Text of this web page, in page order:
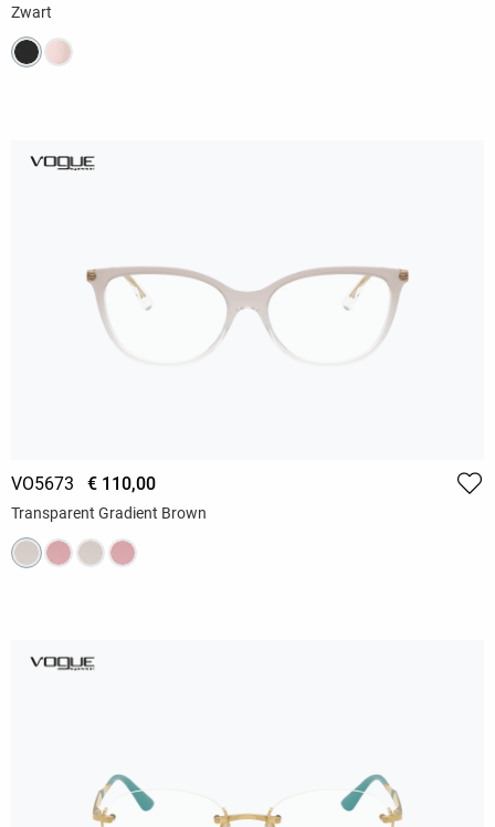
Zwart
VO5673 € 110,00
Transparent Gradient Brown